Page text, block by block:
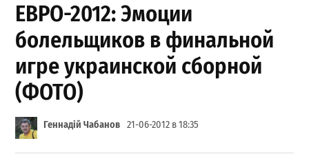
ЕВРО-2012: Эмоции
болельщиков в финальной
игре украинской сборной
(ФОТО)
Геннадій Чабанов 21-06-2012 в 18:35